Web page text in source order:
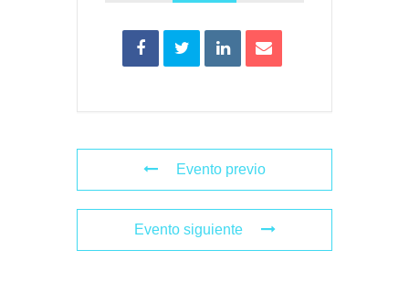
Evento previo
Evento siguiente